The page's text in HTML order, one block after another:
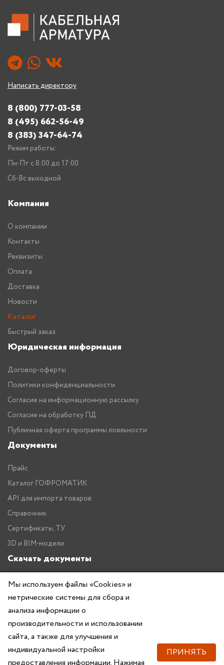
Написать директору
8 (800) 777-03-58
8 (495) 662-56-49
8 (383) 347-64-74
Режим работы:
Пн-Пт с 8:00 до 17:00
Сб-Вс выходной
Компания
О компании
Контакты
Реквизиты
Оплата
Доставка
Новости
Каталог
Быстрый заказ
Юридическая информация
Договор-оферты
Политики конфиденциальности
Согласие на информационную рассылку
Согласие на обработку ПД
Публичная оферта программы лояльности
Документы
Прайс
Каталог ГОФРОМАТИК
API для импорта товаров
Справочник
Сертификаты, ТУ
3D и BIM-модели
Скачать документы
Прайс
Каталог ГОФРОМАТИК
Мы используем файлы «Cookies» и
метрические системы для сбора и
анализа информации о
производительности и использовании
сайта, а также для улучшения и
индивидуальной настройки
ПРИНЯТЬ